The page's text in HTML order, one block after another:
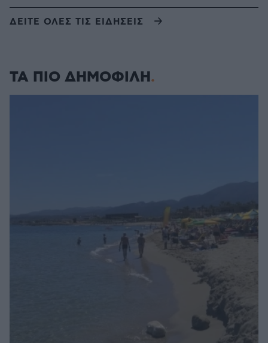
ΔΕΙΤΕ ΟΛΕΣ ΤΙΣ ΕΙΔΗΣΕΙΣ
ΤΑ ΠΙΟ ΔΗΜΟΦΙΛΗ